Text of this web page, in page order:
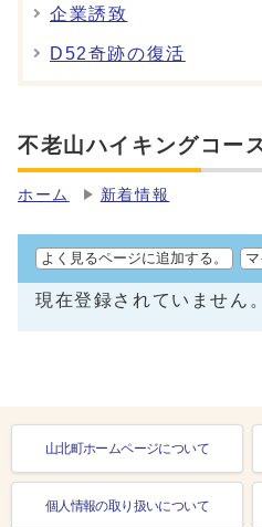
企業誘致
D52奇跡の復活
不老山ハイキングコー
ホーム 新着情報
よく見るページに追加する。
現在登録されていません。
山北町ホームページについて
個人情報の取り扱いについて